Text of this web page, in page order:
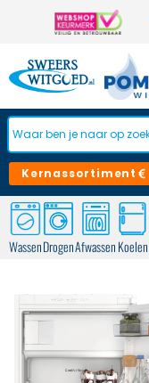
Kernassortiment
WassenDrogenAfwassenKoelen